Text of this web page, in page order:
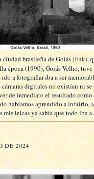
brasileña de Goiás (link),
época (1990), Goiás Velho,
ido a fotografiar iba a ser
digitales no existían ni se
de inmediato el resultado como
habíamos aprendido a intuirlo,
mis leicas ya sabía que todo iba
DE 2024